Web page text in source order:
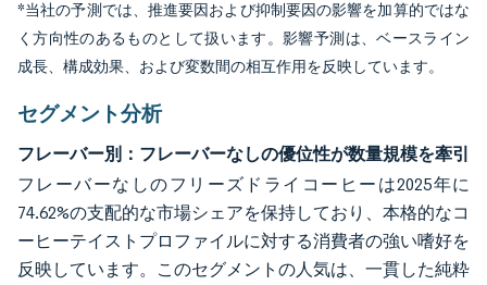
*当社の予測では、推進要因および抑制要因の影響を加算的ではな
く方向性のあるものとして扱います。影響予測は、ベースライン
成長、構成効果、および変数間の相互作用を反映しています。
セグメント分析
フレーバー別：フレーバーなしの優位性が数量規模を牽引
フレーバーなしのフリーズドライコーヒーは2025年に
74.62%の支配的な市場シェアを保持しており、本格的なコ
ーヒーテイストプロファイルに対する消費者の強い嗜好を
反映しています。このセグメントの人気は、一貫した純粋